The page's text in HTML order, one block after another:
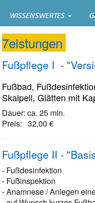
WISSENSWERTES
7eistungen
Fußpflege I -
Fußbad,
Skalpell, Glätten mit
Dauer: ca. 25 min.
Preis: 32,00 €
Fußpflege II -
- Fußdesinfektion
- Fußinspektion
- Anamnese / Anlegen